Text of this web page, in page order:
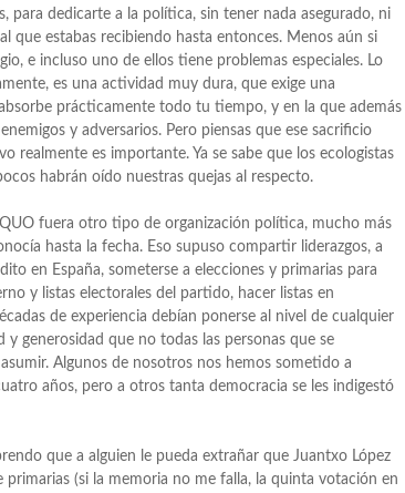
para dedicarte a la política, sin tener nada asegurado, ni
que estabas recibiendo hasta entonces. Menos aún si
e incluso uno de ellos tiene problemas especiales. Lo
es una actividad muy dura, que exige una
prácticamente todo tu tiempo, y en la que además
y adversarios. Pero piensas que ese sacrificio
realmente es importante. Ya se sabe que los ecologistas
habrán oído nuestras quejas al respecto.
fuera otro tipo de organización política, mucho más
hasta la fecha. Eso supuso compartir liderazgos, a
en España, someterse a elecciones y primarias para
y listas electorales del partido, hacer listas en
de experiencia debían ponerse al nivel de cualquier
generosidad que no todas las personas que se
Algunos de nosotros nos hemos sometido a
años, pero a otros tanta democracia se les indigestó
que a alguien le pueda extrañar que Juantxo López
(si la memoria no me falla, la quinta votación en